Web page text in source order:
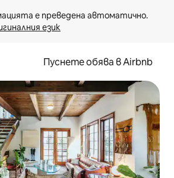
език
Пуснете обява в Airbnb